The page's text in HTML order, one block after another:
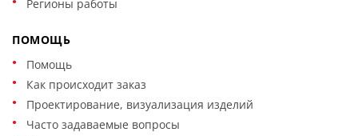
Регионы работы
ПОМОЩЬ
Помощь
Как происходит заказ
Проектирование, визуализация изделий
Часто задаваемые вопросы